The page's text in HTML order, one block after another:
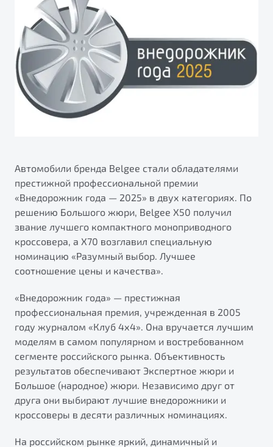
Яркий кроссовер
от 2 219 990 ₽*
Обзор В наличии
Элегантный и практичный седан
Обзор В наличии
X70
Автокредит
Трейд-ин
Страхование
Расчет КАСКО
Узнайте о специальных выгодах при покупке
автомобиля Belgee
Подробно
Автомобили в наличии
Тест-драйв
Автокредит
Спецпредложения
ПОДДЕРЖКА
Гарантия Belgee
Belgee Линк
Belgee Клуб
Belgee Плюс
Помощь на дорогах
Будьте еще более уверены на дорогах с программой
"Помощь на дорогах"
Преимущества программы
О дилерском центре
Правовая информация
Автомобили бренда Belgee стали обладателями
престижной профессиональной премии
«Внедорожник года — 2025» в двух категориях. По
решению Большого жюри, Belgee X50 получил
звание лучшего компактного моноприводного
кроссовера, а X70 возглавил специальную
номинацию «Разумный выбор. Лучшее
соотношение цены и качества».
«Внедорожник года» — престижная
профессиональная премия, учрежденная в 2005
году журналом «Клуб 4х4». Она вручается лучшим
моделям в самом популярном и востребованном
сегменте российского рынка. Объективность
результатов обеспечивают Экспертное жюри и
Большое (народное) жюри. Независимо друг от
друга они выбирают лучшие внедорожники и
кроссоверы в десяти различных номинациях.
На российском рынке яркий, динамичный и